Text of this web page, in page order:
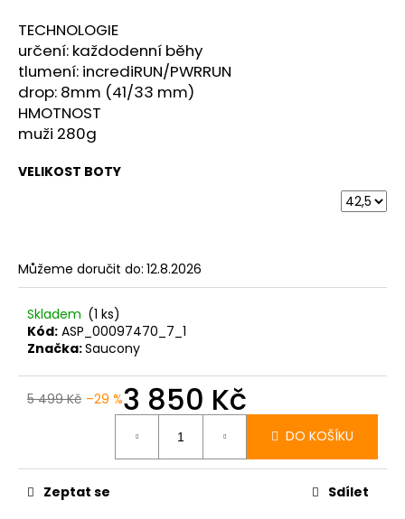
TECHNOLOGIE
určení: každodenní běhy
tlumení: incrediRUN/PWRRUN
drop: 8mm (41/33 mm)
HMOTNOST
muži 280g
VELIKOST BOTY
Můžeme doručit do: 12.8.2026
Skladem (1 ks)
Kód: ASP_00097470_7_1
Značka:Saucony
5 499 Kč –29 %3 850 Kč
DO KOŠÍKU
Zeptat se Sdílet